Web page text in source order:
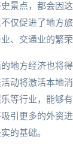
景点，都会因
仅促进了地方旅
、交通业的繁荣
地方经济也将
动将激活本地
等行业，能够
引更多的外资
的基础。